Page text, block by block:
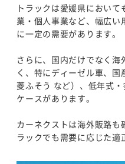
トラックは愛媛県におい
業・個人事業など、幅広い
に一定の需要があります。
さらに、国内だけでなく
く、特にディーゼル車、
菱ふそう など）、低年式
ケースがあります。
カーネクストは海外販路も
ラックでも需要に応じた適